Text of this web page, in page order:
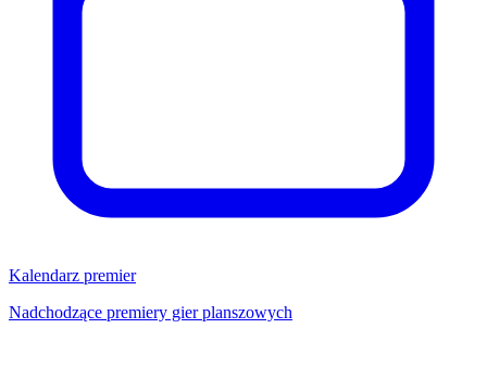
Kalendarz premier
Nadchodzące premiery gier planszowych